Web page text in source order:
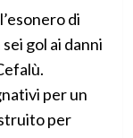
di
gol ai danni
per un
per